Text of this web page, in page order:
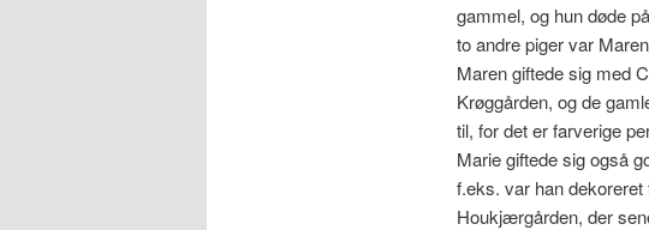
gammel, og hun døde
to andre piger var
Maren giftede sig med
Krøggården, og de
til, for det er farverige
Marie giftede sig også
f.eks. var han
Houkjærgården, der